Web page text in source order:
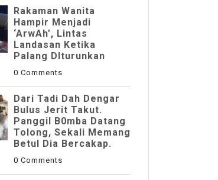
Rakaman Wanita
Hampir Menjadi
‘ArwAh’, Lintas
Landasan Ketika
Palang DIturunkan
0 Comments
Dari Tadi Dah Dengar
Bulus Jerit Takut.
Panggil B0mba Datang
Tolong, Sekali Memang
Betul Dia Bercakap.
0 Comments